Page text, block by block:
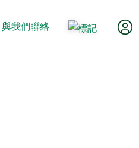
與我們聯絡